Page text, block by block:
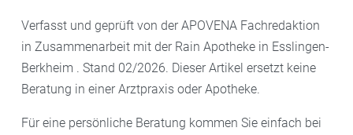
Verfasst und geprüft von der APOVENA Fachredaktion
in Zusammenarbeit mit der Rain Apotheke in Esslingen-
Berkheim . Stand 02/2026. Dieser Artikel ersetzt keine
Beratung in einer Arztpraxis oder Apotheke.
Für eine persönliche Beratung kommen Sie einfach bei